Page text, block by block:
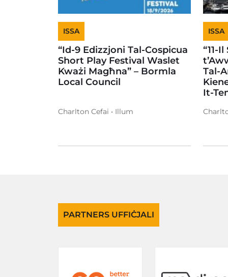
ISSA
“Id-9 Edizzjoni Tal-Cospicua
Short Play Festival Waslet
Kważi Magħna” – Bormla
Local Council
Charlton Cefai • Illum
ISSA
“11-
Tal-
It-
PARTNERS UFFIĊJALI